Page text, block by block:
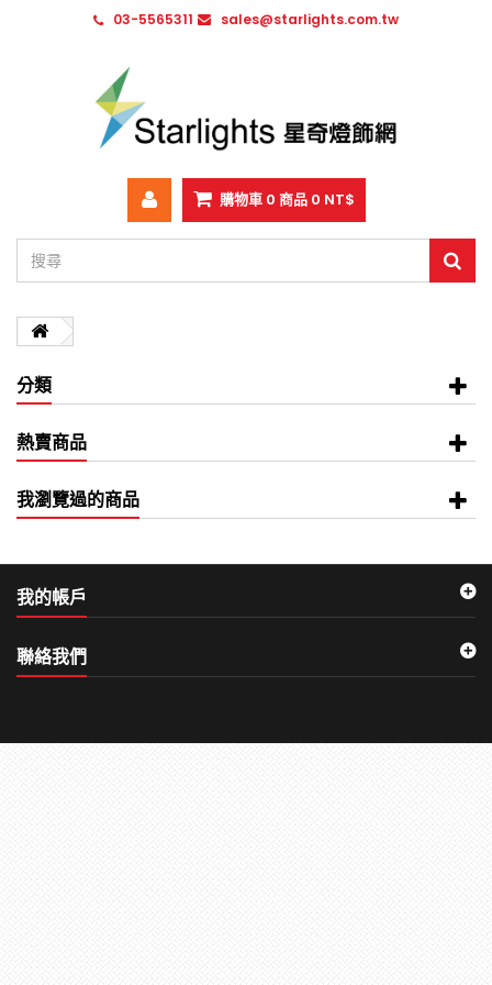
03-5565311 sales@starlights.com.tw
購物車 0 商品 0 NT$
分類
熱賣商品
我瀏覽過的商品
我的帳戶
聯絡我們